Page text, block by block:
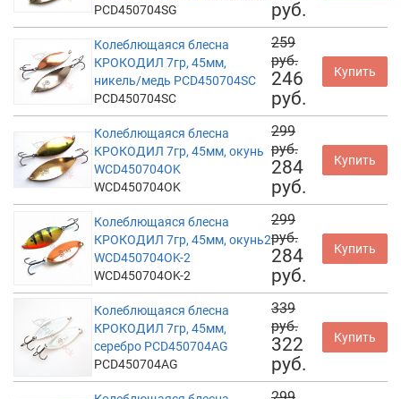
PCD450704SG
руб.
Колеблющаяся блесна
КРОКОДИЛ 7гр, 45мм,
никель/медь PCD450704SC
PCD450704SC
259
руб.
246
руб.
Купить
Колеблющаяся блесна
КРОКОДИЛ 7гр, 45мм, окунь
WCD450704OK
WCD450704OK
299
руб.
284
руб.
Купить
Колеблющаяся блесна
КРОКОДИЛ 7гр, 45мм, окунь2
WCD450704OK-2
WCD450704OK-2
299
руб.
284
руб.
Купить
Колеблющаяся блесна
КРОКОДИЛ 7гр, 45мм,
серебро PCD450704AG
PCD450704AG
339
руб.
322
руб.
Купить